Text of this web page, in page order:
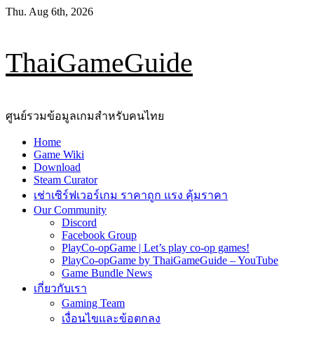
Skip
Thu. Aug 6th, 2026
ThaiGameGuide
ศูนย์รวมข้อมูลเกมสำหรับคนไทย
Primary
Menu
Home
Game Wiki
Download
Steam Curator
เช่าเซิร์ฟเวอร์เกม ราคาถูก แรง คุ้มราคา
Our Community
Discord
Facebook Group
PlayCo-opGame | Let’s play co-op games!
PlayCo-opGame by ThaiGameGuide – YouTube
Game Bundle News
เกี่ยวกับเรา
Gaming Team
เงื่อนไขและข้อตกลง